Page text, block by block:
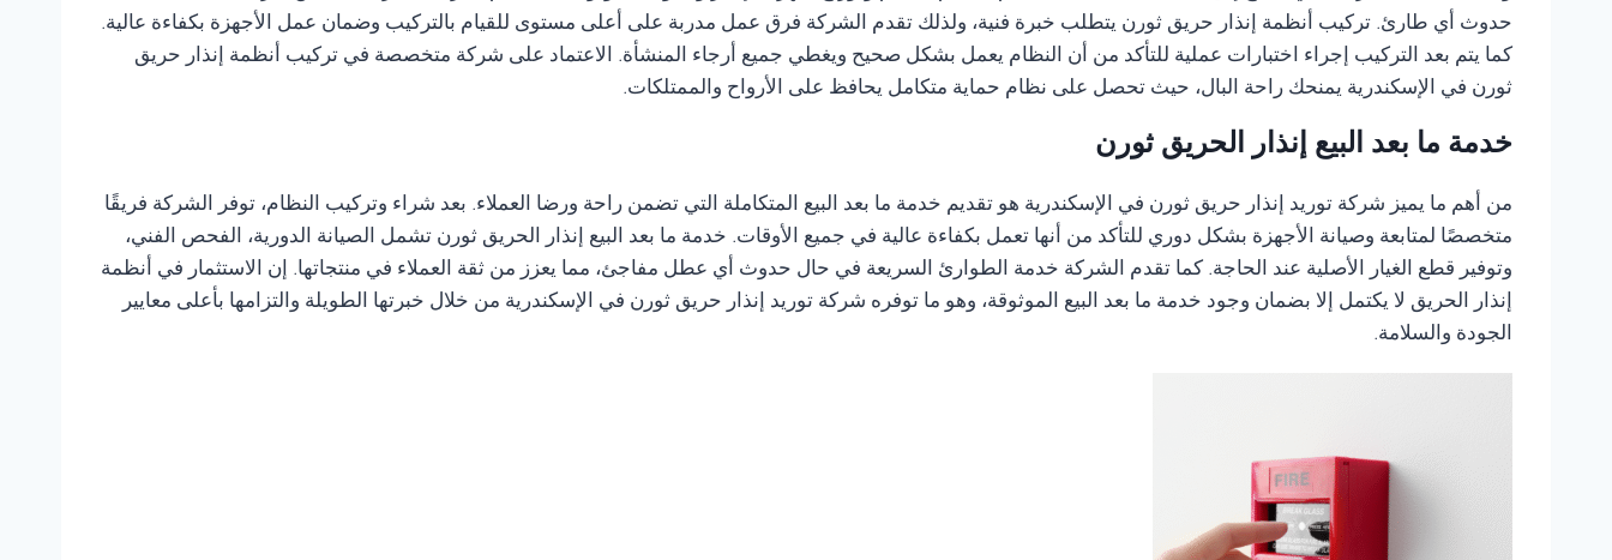
حدوث أي طارئ. تركيب أنظمة إنذار حريق ثورن يتطلب خبرة فنية، ولذلك تقدم الشركة فرق عمل مدربة على أعلى مستوى للقيام بالتركيب وضمان عمل الأجهزة بكفاءة عالية.
كما يتم بعد التركيب إجراء اختبارات عملية للتأكد من أن النظام يعمل بشكل صحيح ويغطي جميع أرجاء المنشأة. الاعتماد على شركة متخصصة في تركيب أنظمة إنذار حريق
ثورن في الإسكندرية يمنحك راحة البال، حيث تحصل على نظام حماية متكامل يحافظ على الأرواح والممتلكات.
خدمة ما بعد البيع إنذار الحريق ثورن
من أهم ما يميز شركة توريد إنذار حريق ثورن في الإسكندرية هو تقديم خدمة ما بعد البيع المتكاملة التي تضمن راحة ورضا العملاء. بعد شراء وتركيب النظام، توفر الشركة فريقًا
متخصصًا لمتابعة وصيانة الأجهزة بشكل دوري للتأكد من أنها تعمل بكفاءة عالية في جميع الأوقات. خدمة ما بعد البيع إنذار الحريق ثورن تشمل الصيانة الدورية، الفحص الفني،
وتوفير قطع الغيار الأصلية عند الحاجة. كما تقدم الشركة خدمة الطوارئ السريعة في حال حدوث أي عطل مفاجئ، مما يعزز من ثقة العملاء في منتجاتها. إن الاستثمار في أنظمة
إنذار الحريق لا يكتمل إلا بضمان وجود خدمة ما بعد البيع الموثوقة، وهو ما توفره شركة توريد إنذار حريق ثورن في الإسكندرية من خلال خبرتها الطويلة والتزامها بأعلى معايير
الجودة والسلامة.